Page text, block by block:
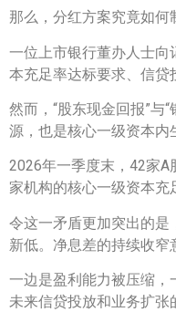
那么，分红方案究竟如何
一位上市银行董办人士向
本充足率达标要求、信贷
然而，“股东现金回报”与
源，也是核心一级资本内
2026年一季度末，42家A
家机构的核心一级资本充
令这一矛盾更加突出的是
新低。净息差的持续收窄
一边是盈利能力被压缩，
未来信贷投放和业务扩张